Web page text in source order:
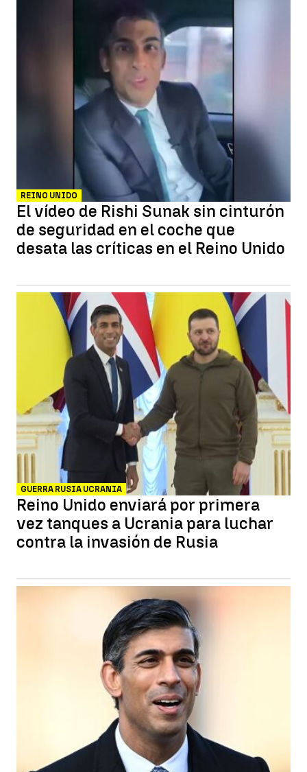
REINO UNIDO
El vídeo de Rishi Sunak sin cinturón
de seguridad en el coche que
desata las críticas en el Reino Unido
GUERRA RUSIA UCRANIA
Reino Unido enviará por primera
vez tanques a Ucrania para luchar
contra la invasión de Rusia